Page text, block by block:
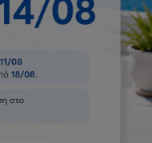
4K Google